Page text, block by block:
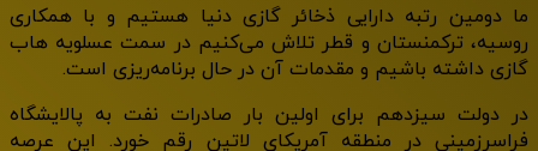
ما دومین رتبه دارایی ذخائر گازی دنیا هستیم و با همکاری
روسیه، ترکمنستان و قطر تلاش می‌کنیم در سمت عسلویه هاب
گازی داشته باشیم و مقدمات آن در حال برنامه‌ریزی است.
در دولت سیزدهم برای اولین بار صادرات نفت به پالایشگاه
فراسرزمینی در منطقه آمریکای لاتین رقم خورد. این عرصه